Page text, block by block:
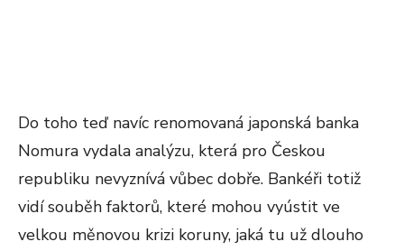
Do toho teď navíc renomovaná japonská banka
Nomura vydala analýzu, která pro Českou
republiku nevyznívá vůbec dobře. Bankéři totiž
vidí souběh faktorů, které mohou vyústit ve
velkou měnovou krizi koruny, jaká tu už dlouho